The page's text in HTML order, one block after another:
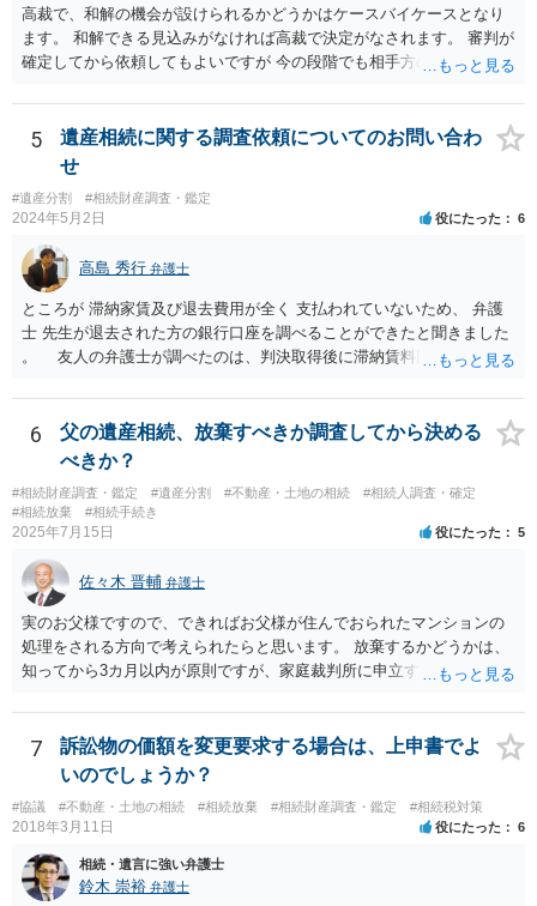
報酬基準を踏まえて価格設定している弁護士は一定数いると思います
ので、それが一応の目安となるでしょう。
高裁で、和解の機会が設けられるかどうかはケースバイケースとなり
ます。 和解できる見込みがなければ高裁で決定がなされます。 審判が
確定してから依頼してもよいですが 今の段階でも相手方の連絡が迷惑
5
遺産相続に関する調査依頼についてのお問い合わ
せ
#遺産分割 #相続財産調査・鑑定
2024年5月2日 役にたった 6
高島 秀行 弁護士
ところが 滞納家賃及び退去費用が全く 支払われていないため、 弁護
士 先生が退去された方の銀行口座を調べることができたと聞きました
。 友人の弁護士が調べたのは、判決取得後に滞納賃料回収のため
預金の入出金履歴を調べたわけではありません。 残念ながら、事案
や目的も異なりますし、開示の内容も異なります。
6
父の遺産相続、放棄すべきか調査してから決める
べきか？
#相続財産調査・鑑定 #遺産分割 #不動産・土地の相続
#相続人調査・確定
#相続放棄
#相続手続き
2025年7月15日 役にたった 5
佐々木 晋輔 弁護士
実のお父様ですので、できればお父様が住んでおられたマンションの
処理をされる方向で考えられたらと思います。 放棄するかどうかは、
知ってから3カ月以内が原則ですが、家庭裁判所に申立すれば3カ月の
放棄するかどうか決めることができます。 銀行やサラ金が数年も放置
することはありませんので、数年後に借金が発見される可能性はほぼ
ありません。 なお、私が扱った相続放棄を検討していた案件で、期間
伸長して調査したところ、サラ金に対する過払金など相当な財産が見
つかったため相続したという事例がありました。
7
訴訟物の価額を変更要求する場合は、上申書でよ
いのでしょうか？
#協議 #不動産・土地の相続 #相続放棄 #相続財産調査・鑑定 #相続税対策
2018年3月11日 役にたった 6
相続・遺言に強い弁護士
鈴木 崇裕 弁護士